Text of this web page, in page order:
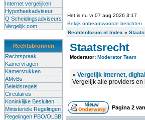
Internet vergelijken
Hypotheekadviseur
Q Scheidingsadviseurs
Vergelijk.com
Rechtsbronnen
Rechtspraak
Kamervragen
Kamerstukken
AMvBs
Beleidsregels
Circulaires
Koninklijke Besluiten
Ministeriële Regelingen
Regelingen PBO/OLBB
Het is nu vr 07 aug 2026 3:17
Bekijk onbeantwoorde berichten
Rechtenforum.nl Index »
Staatsrecht
Moderator: Moderator Team
» Vergelijk internet,
Vergelijk alle providers
Pagina 2 van